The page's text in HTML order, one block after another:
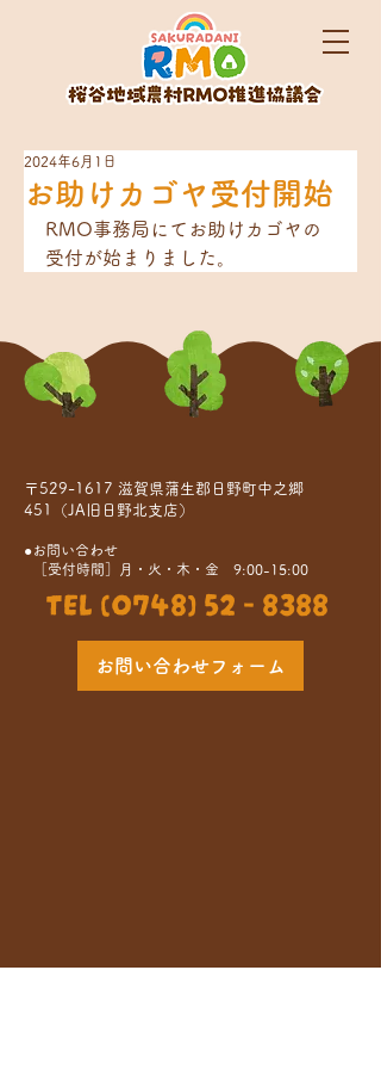
お助けカゴヤ受付開始
2024年6月1日
RMO事務局にてお助けカゴヤの
受付が始まりました。
〒529-1617 滋賀県蒲生郡日野町中之郷
451（JA旧日野北支店）
●お問い合わせ
［受付時間］月・火・木・金 9:00-15:00
TEL (0748) 52 - 8388
お問い合わせフォーム